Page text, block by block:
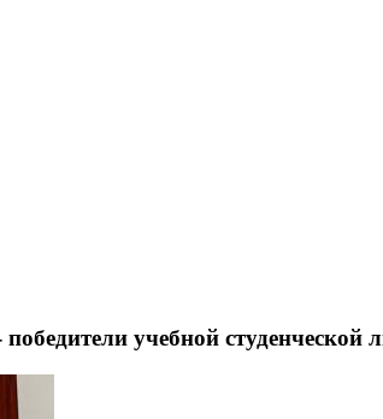
учебной студенческой